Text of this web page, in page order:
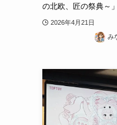
の北欧、匠の祭典～
2026年4月21日
み